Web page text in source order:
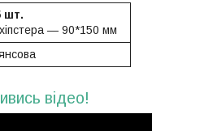
шт.
— 90*150 мм
відео!